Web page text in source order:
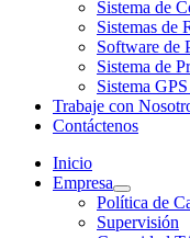
Sistema de
Sistemas de
Software de
Sistema de
Sistema
Trabaje con
Contáctenos
Inicio
Empresa
Política de
Supervisión